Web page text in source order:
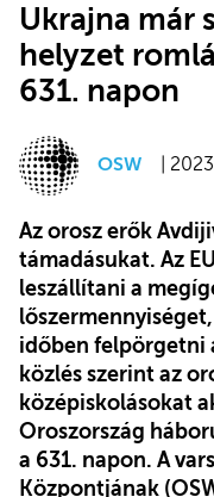
Ukrajna már
helyzet
631. napon
OSW |
Az orosz erők
támadásukat. Az
leszállítani a
időben felpörgetni
közlés szerint az
középiskolásokat
Oroszország
a 631. napon. A
Központjának